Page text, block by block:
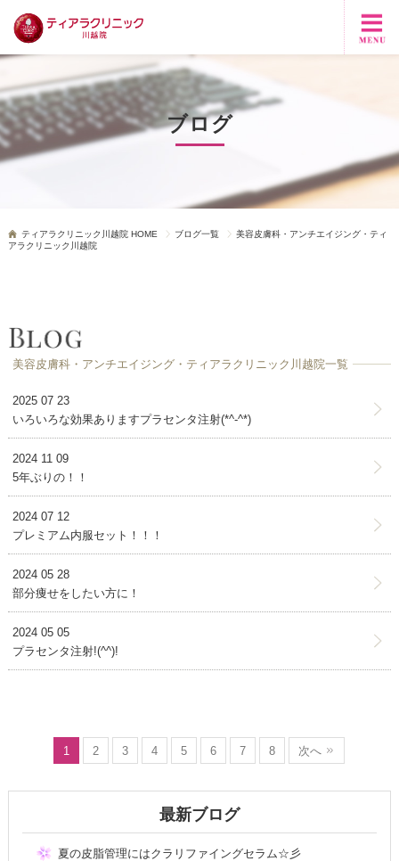
ブログ
ティアラクリニック川越院 HOME ブログ一覧
美容皮膚科・アンチエイジング・ティ
アラクリニック川越院
美容皮膚科・アンチエイジング・ティアラクリニック川越院一覧
2025 07 23
いろいろな効果ありますプラセンタ注射(*^-^*)
2024 11 09
5年ぶりの！！
2024 07 12
プレミアム内服セット！！！
2024 05 28
部分痩せをしたい方に！
2024 05 05
プラセンタ注射!(^^)!
1 2 3 4 5 6 7 8 次へ
最新ブログ
夏の皮脂管理にはクラリファイングセラム☆彡